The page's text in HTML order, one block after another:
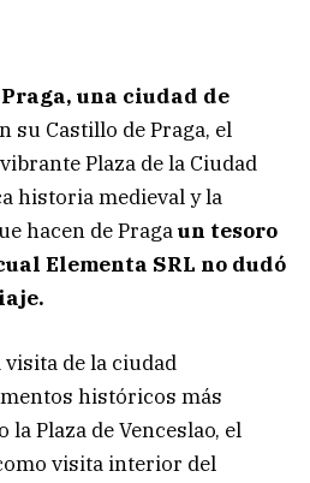
Praga, una ciudad de
su Castillo de Praga, el
Plaza de la Ciudad
historia medieval y la
hacen de Pragaun tesoro
Elementa SRL no dudó
de la ciudad
históricos más
Plaza de Venceslao, el
visita interior del